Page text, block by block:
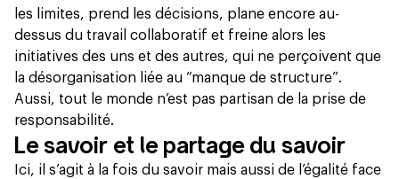
les limites, prend les décisions, plane encore au-
dessus du travail collaboratif et freine alors les
initiatives des uns et des autres, qui ne perçoivent que
la désorganisation liée au “manque de structure”.
Aussi, tout le monde n’est pas partisan de la prise de
responsabilité.
Le savoir et le partage du savoir
Ici, il s’agit à la fois du savoir mais aussi de l’égalité face